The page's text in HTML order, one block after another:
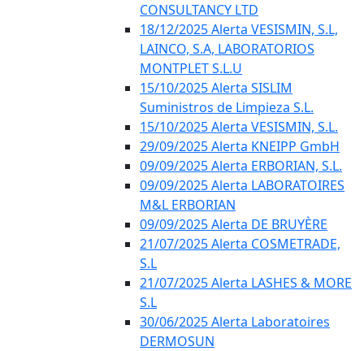
CONSULTANCY LTD
18/12/2025 Alerta VESISMIN, S.L,
LAINCO, S.A, LABORATORIOS
MONTPLET S.L.U
15/10/2025 Alerta SISLIM
Suministros de Limpieza S.L.
15/10/2025 Alerta VESISMIN, S.L.
29/09/2025 Alerta KNEIPP GmbH
09/09/2025 Alerta ERBORIAN, S.L.
09/09/2025 Alerta LABORATOIRES
M&L ERBORIAN
09/09/2025 Alerta DE BRUYÈRE
21/07/2025 Alerta COSMETRADE,
S.L
21/07/2025 Alerta LASHES & MORE
S.L
30/06/2025 Alerta Laboratoires
DERMOSUN